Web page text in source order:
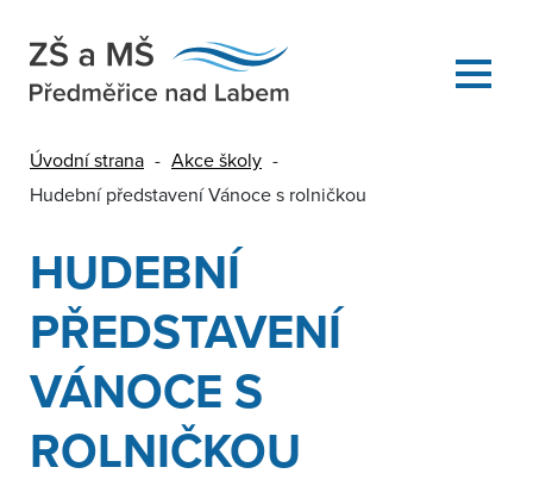
Úvodní strana - Akce školy -
Hudební představení Vánoce s rolničkou
HUDEBNÍ
PŘEDSTAVENÍ
VÁNOCE S
ROLNIČKOU